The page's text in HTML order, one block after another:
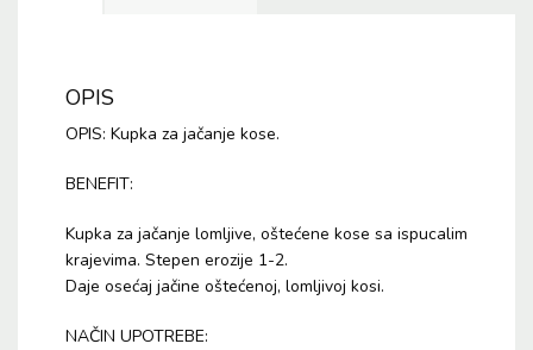
OPIS
OPIS: Kupka za jačanje kose.
BENEFIT:
Kupka za jačanje lomljive, oštećene kose sa ispucalim
krajevima. Stepen erozije 1-2.
Daje osećaj jačine oštećenoj, lomljivoj kosi.
NAČIN UPOTREBE: